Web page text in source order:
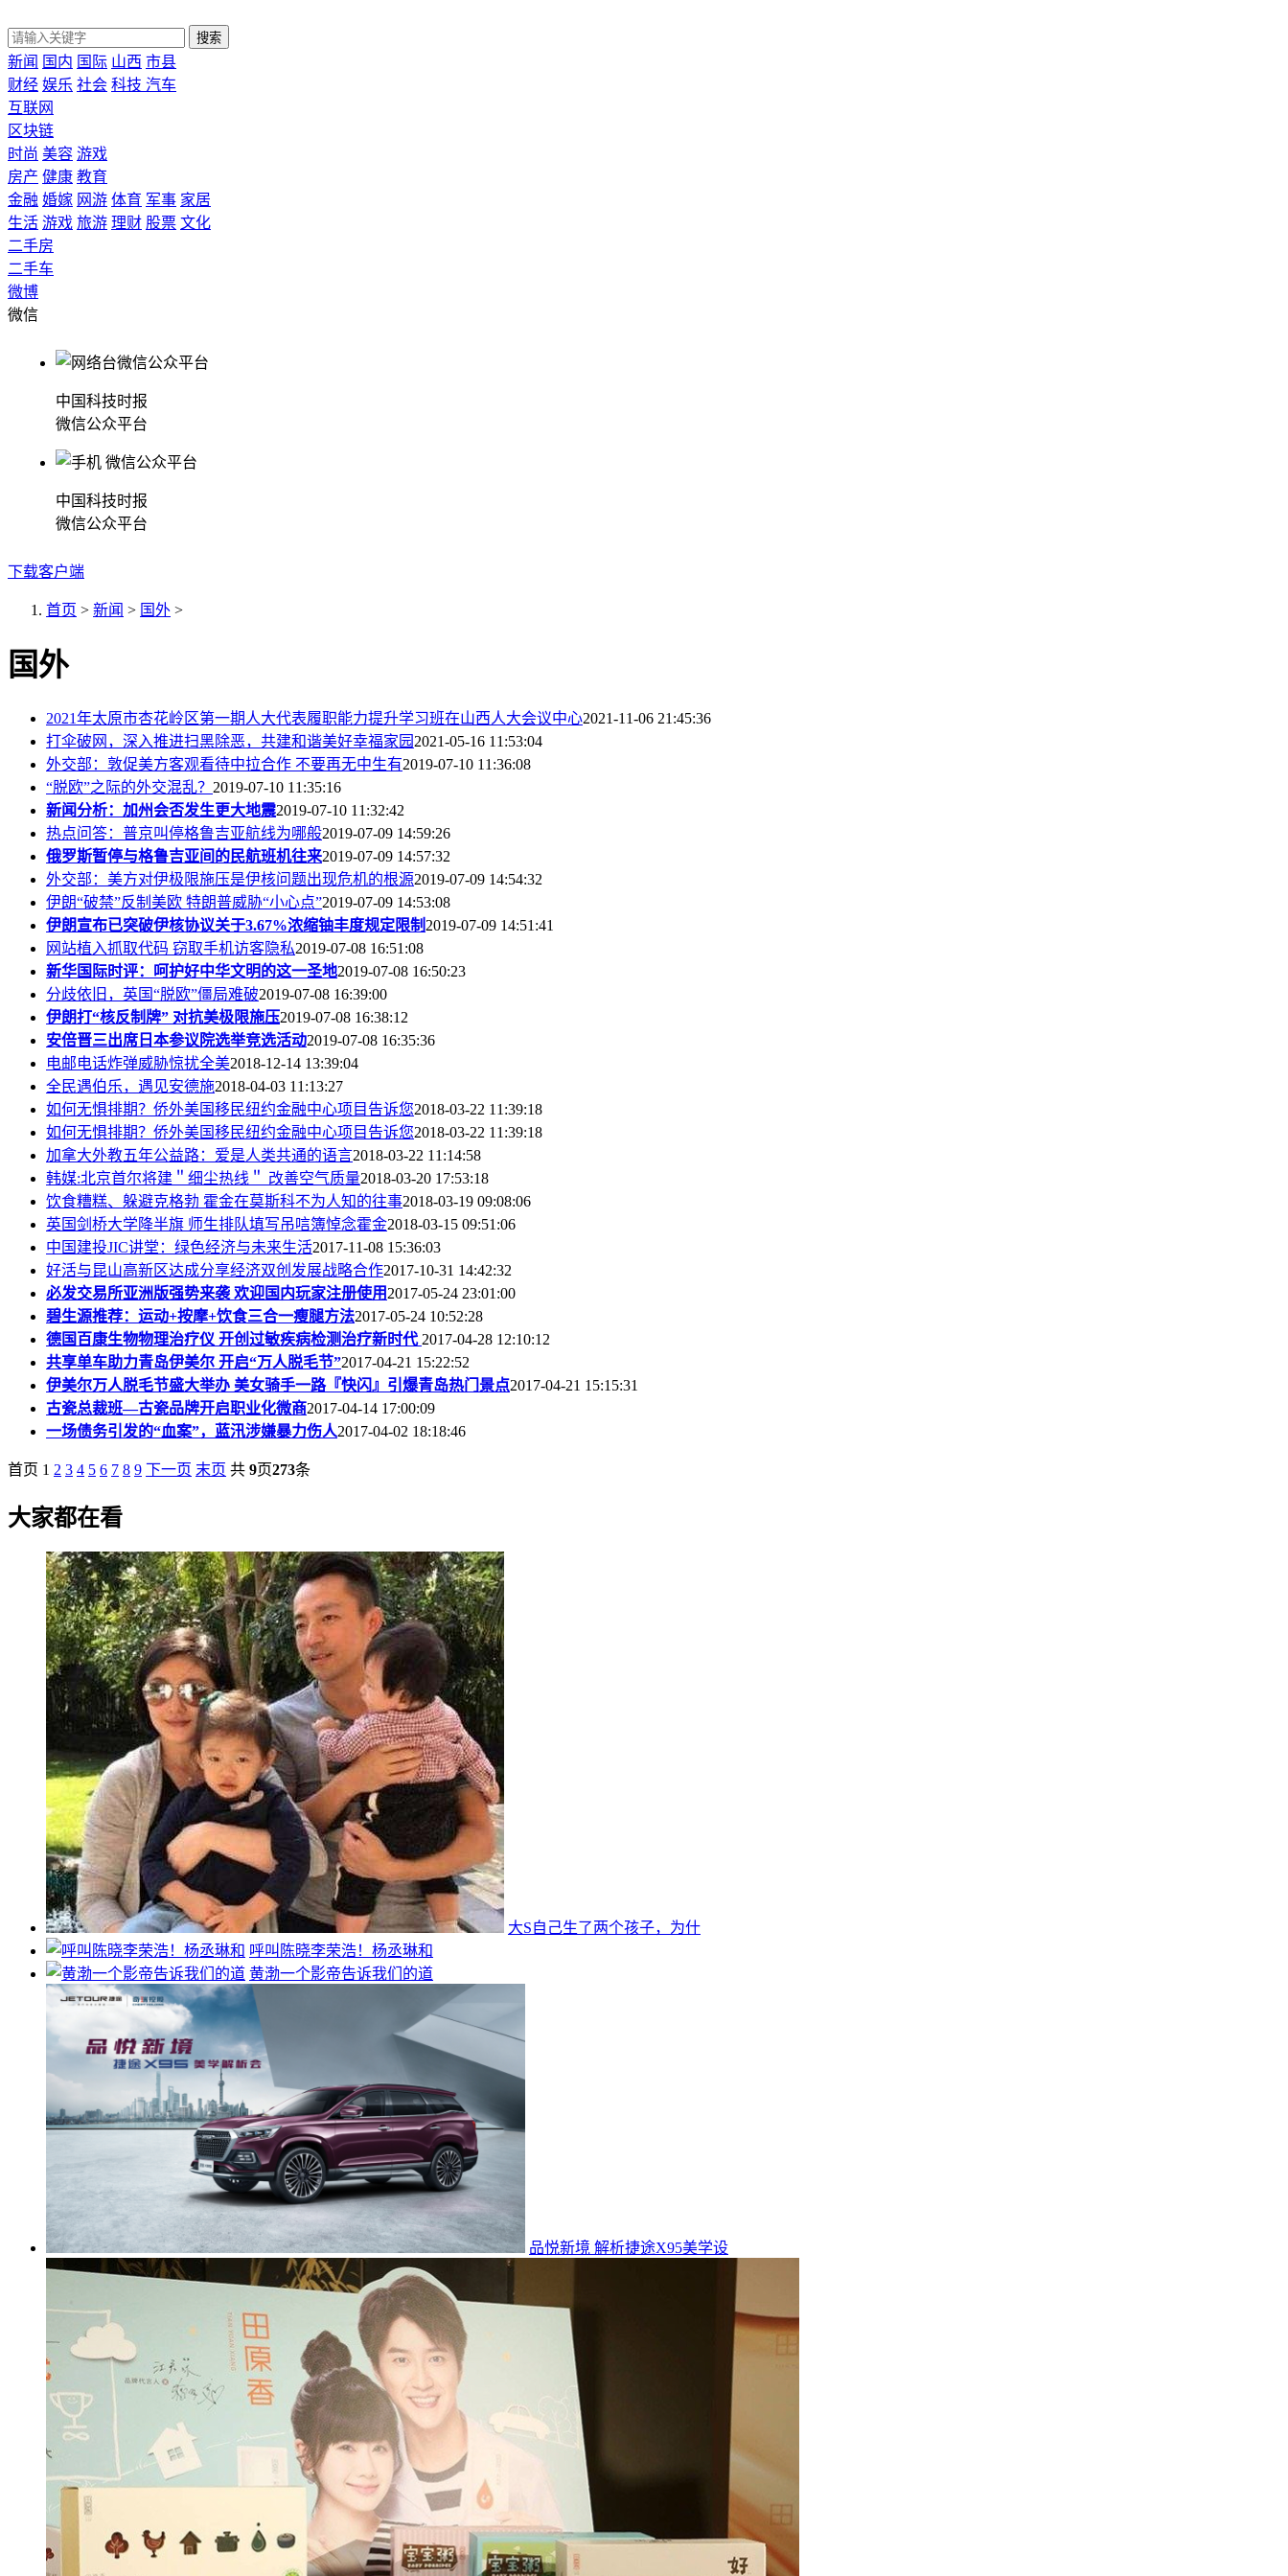
搜索
新闻 国内 国际 山西 市县
财经 娱乐 社会 科技 汽车
互联网
区块链
时尚 美容 游戏
房产 健康 教育
金融 婚嫁 网游 体育 军事 家居
生活 游戏 旅游 理财 股票 文化
二手房
二手车
微博
微信
中国科技时报
微信公众平台
中国科技时报
微信公众平台
下载客户端
首页 > 新闻 > 国外 >
国外
2021年太原市杏花岭区第一期人大代表履职能力提升学习班在山西人大会议中心2021-11-06 21:45:36
打伞破网，深入推进扫黑除恶，共建和谐美好幸福家园 2021-05-16 11:53:04
外交部：敦促美方客观看待中拉合作 不要再无中生有2019-07-10 11:36:08
“脱欧”之际的外交混乱？ 2019-07-10 11:35:16
新闻分析：加州会否发生更大地震2019-07-10 11:32:42
热点问答：普京叫停格鲁吉亚航线为哪般2019-07-09 14:59:26
俄罗斯暂停与格鲁吉亚间的民航班机往来2019-07-09 14:57:32
外交部：美方对伊极限施压是伊核问题出现危机的根源2019-07-09 14:54:32
伊朗“破禁”反制美欧 特朗普威胁“小心点”2019-07-09 14:53:08
伊朗宣布已突破伊核协议关于3.67%浓缩铀丰度规定限制 2019-07-09 14:51:41
网站植入抓取代码 窃取手机访客隐私2019-07-08 16:51:08
新华国际时评：呵护好中华文明的这一圣地2019-07-08 16:50:23
分歧依旧，英国“脱欧”僵局难破2019-07-08 16:39:00
伊朗打“核反制牌” 对抗美极限施压2019-07-08 16:38:12
安倍晋三出席日本参议院选举竞选活动2019-07-08 16:35:36
电邮电话炸弹威胁惊扰全美2018-12-14 13:39:04
全民遇伯乐，遇见安德施2018-04-03 11:13:27
如何无惧排期？侨外美国移民纽约金融中心项目告诉您2018-03-22 11:39:18
如何无惧排期？侨外美国移民纽约金融中心项目告诉您2018-03-22 11:39:18
加拿大外教五年公益路：爱是人类共通的语言2018-03-22 11:14:58
韩媒:北京首尔将建＂细尘热线＂ 改善空气质量2018-03-20 17:53:18
饮食糟糕、躲避克格勃 霍金在莫斯科不为人知的往事2018-03-19 09:08:06
英国剑桥大学降半旗 师生排队填写吊唁簿悼念霍金2018-03-15 09:51:06
中国建投JIC讲堂：绿色经济与未来生活2017-11-08 15:36:03
好活与昆山高新区达成分享经济双创发展战略合作2017-10-31 14:42:32
必发交易所亚洲版强势来袭 欢迎国内玩家注册使用 2017-05-24 23:01:00
碧生源推荐：运动+按摩+饮食三合一瘦腿方法2017-05-24 10:52:28
德国百康生物物理治疗仪 开创过敏疾病检测治疗新时代 2017-04-28 12:10:12
共享单车助力青岛伊美尔 开启“万人脱毛节”2017-04-21 15:22:52
伊美尔万人脱毛节盛大举办 美女骑手一路『快闪』引爆青岛热门景点2017-04-21 15:15:31
古瓷总裁班—古瓷品牌开启职业化微商2017-04-14 17:00:09
一场债务引发的“血案”，蓝汛涉嫌暴力伤人2017-04-02 18:18:46
首页 1 2 3 4 5 6 7 8 9 下一页 末页 共 9页273条
大家都在看
大S自己生了两个孩子，为什
呼叫陈晓李荣浩！杨丞琳和
黄渤一个影帝告诉我们的道
品悦新境 解析捷途X95美学设